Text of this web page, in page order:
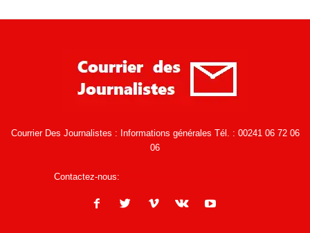
Courrier Des Journalistes : Informations générales Tél. : 00241 06 72 06
06
Contactez-nous: